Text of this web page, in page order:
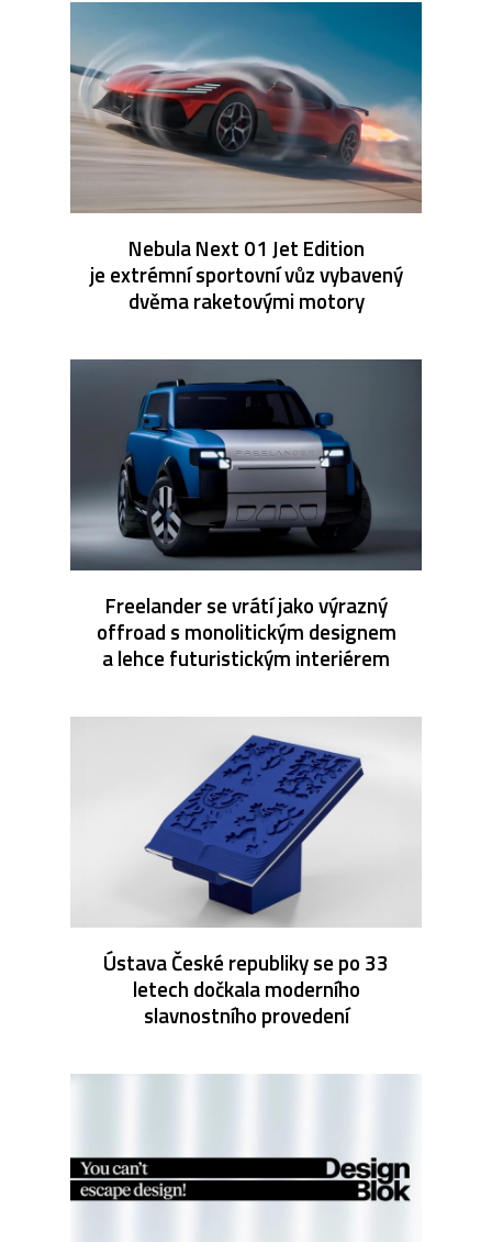
Nebula Next 01 Jet Edition
je extrémní sportovní vůz vybavený
dvěma raketovými motory
Freelander se vrátí jako výrazný
offroad s monolitickým designem
a lehce futuristickým interiérem
Ústava České republiky se po 33
letech dočkala moderního
slavnostního provedení